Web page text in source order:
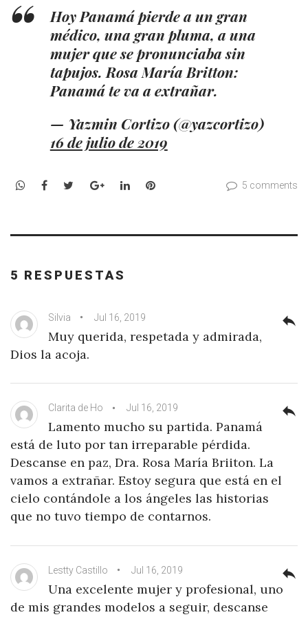
Hoy Panamá pierde a un gran
médico, una gran pluma, a una
mujer que se pronunciaba sin
tapujos. Rosa María Britton:
Panamá te va a extrañar.
— Yazmin Cortizo (@yazcortizo)
16 de julio de 2019
WhatsApp
Facebook
TwitterGoogle+LinkedInPinterest 5 comments
5 RESPUESTAS
Silvia Jul 16, 2019
Muy querida, respetada y admirada,
Dios la acoja.
reply
Clarita de Ho Jul 16, 2019
Lamento mucho su partida. Panamá
está de luto por tan irreparable pérdida.
Descanse en paz, Dra. Rosa María Briiton. La
vamos a extrañar. Estoy segura que está en el
cielo contándole a los ángeles las historias
que no tuvo tiempo de contarnos.
reply
Lestty Castillo Jul 16, 2019
Una excelente mujer y profesional, uno
de mis grandes modelos a seguir, descanse
reply